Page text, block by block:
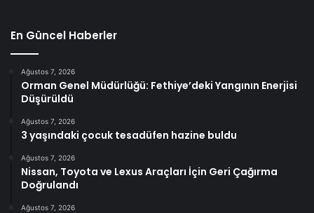
En Güncel Haberler
Ağustos 7, 2026
Orman Genel Müdürlüğü: Fethiye’deki Yangının Enerjisi
Düşürüldü
Ağustos 7, 2026
3 yaşındaki çocuk tesadüfen hazine buldu
Ağustos 7, 2026
Nissan, Toyota ve Lexus Araçları İçin Geri Çağırma
Doğrulandı
Ağustos 7, 2026